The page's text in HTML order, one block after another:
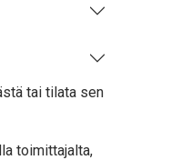
tai tilata sen
toimittajalta,